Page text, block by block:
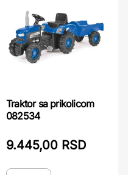
Traktor sa prikolicom
082534
9.445,00 RSD